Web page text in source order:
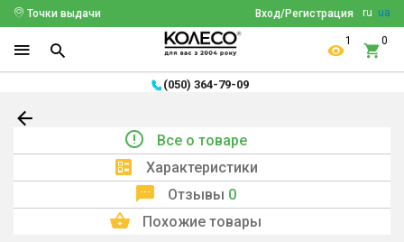
ru ua
Вход/Регистрация
Точки выдачи
1 0
(050) 364-79-09
Все о товаре
Характеристики
Отзывы 0
Похожие товары